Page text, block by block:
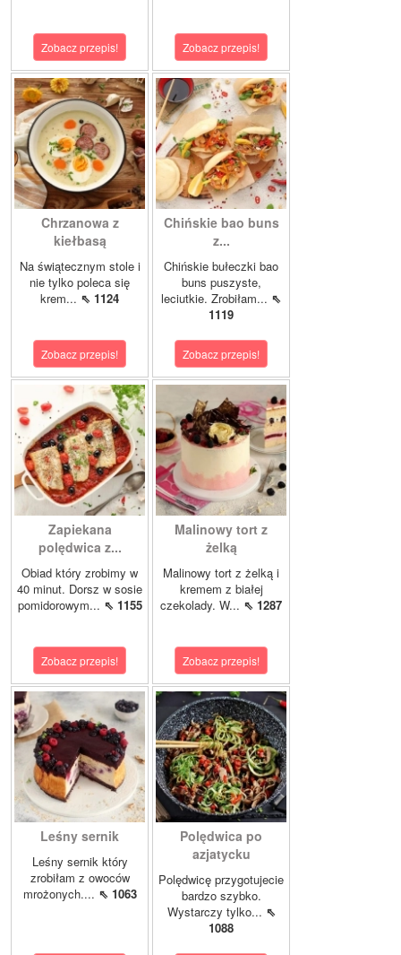
Zobacz przepis! Zobacz przepis!
Chrzanowa z
kiełbasą
Na świątecznym stole i
nie tylko poleca się
krem... ⇖ 1124
Zobacz przepis!
Chińskie bao buns
z...
Chińskie bułeczki bao
buns puszyste,
leciutkie. Zrobiłam... ⇖
1119
Zobacz przepis!
Zapiekana
polędwica z...
Obiad który zrobimy w
40 minut. Dorsz w sosie
pomidorowym... ⇖ 1155
Zobacz przepis!
Malinowy tort z
żelką
Malinowy tort z żelką i
kremem z białej
czekolady. W... ⇖ 1287
Zobacz przepis!
Leśny sernik
Leśny sernik który
zrobiłam z owoców
mrożonych.... ⇖ 1063
Polędwica po
azjatycku
Polędwicę przygotujecie
bardzo szybko.
Wystarczy tylko... ⇖
1088